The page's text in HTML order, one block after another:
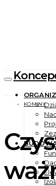
KOMINY